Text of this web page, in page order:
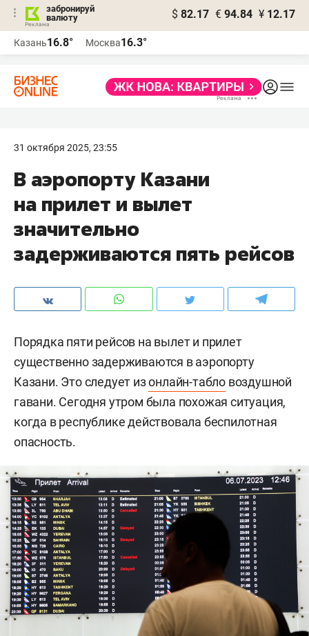
забронируй
валюту
$ 82.17 € 94.84 ¥ 12.17
Казань16.8° Москва16.3°
31 октября 2025, 23:55
В аэропорту Казани
на прилет и вылет
значительно
задерживаются пять рейсов
Порядка пяти рейсов на вылет и прилет
существенно задерживаются в аэропорту
Казани. Это следует изонлайн-табло воздушной
гавани. Сегодня утром была похожая ситуация,
когда в республике действовала беспилотная
опасность.